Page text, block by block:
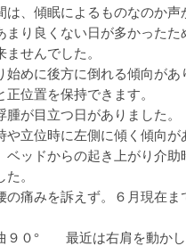
は、傾眠によるものなのか声
まり良くない日が多かったた
ませんでした。
始めに後方に倒れる傾向があ
正位置を保持できます。
腫が目立つ日がありました。
や立位時に左側に傾く傾向が
ベッドからの起き上がり介助
。
の痛みを訴えず。６月現在ま
９０° 最近は右肩を動かし